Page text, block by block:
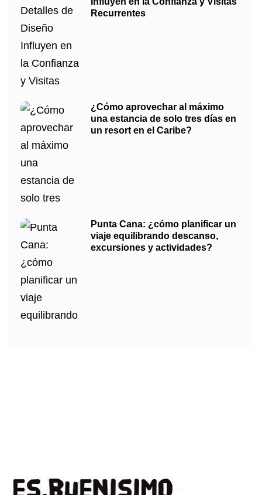
Recurrentes
¿Cómo aprovechar al máximo
una estancia de solo tres días en
un resort en el Caribe?
Punta Cana: ¿cómo planificar un
viaje equilibrando descanso,
excursiones y actividades?